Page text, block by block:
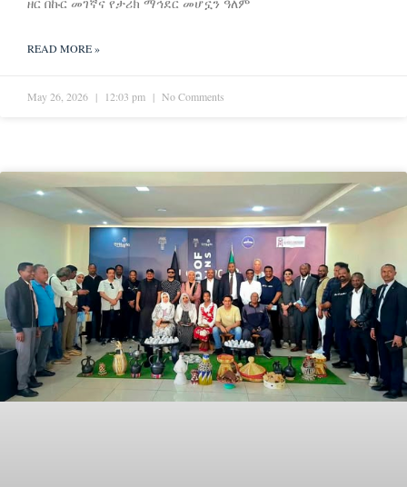
ዘር በኩር መገኛና የታሪክ ማኅደር መሆኗን ዓለም
READ MORE »
May 26, 2026 12:03 pm No Comments